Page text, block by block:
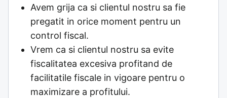
Avem grija ca si clientul nostru sa fie
pregatit in orice moment pentru un
control fiscal.
Vrem ca si clientul nostru sa evite
fiscalitatea excesiva profitand de
facilitatile fiscale in vigoare pentru o
maximizare a profitului.